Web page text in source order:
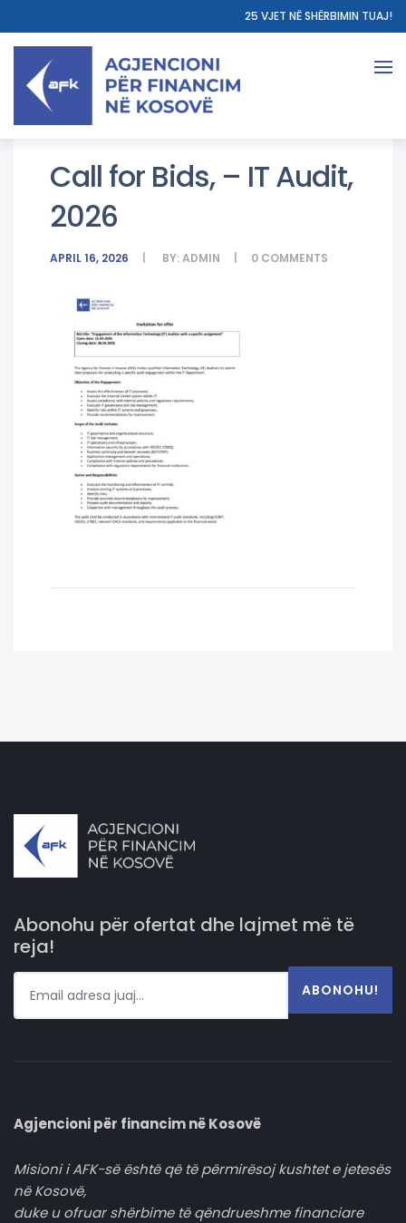
25 VJET NË SHËRBIMIN TUAJ!
Call for Bids, – IT Audit,
2026
APRIL 16, 2026 BY:ADMIN 0 COMMENTS
Abonohu për ofertat dhe lajmet më të
reja!
ABONOHU!
Agjencioni për financim në Kosovë
Misioni i AFK-së është që të përmirësoj kushtet e jetesës
në Kosovë,
duke u ofruar shërbime të qëndrueshme financiare